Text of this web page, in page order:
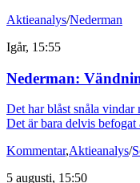
Aktieanalys/Nederman
Igår, 15:55
Nederman:
Det har blåst snåla vindar
Det är bara delvis
Kommentar,Aktieanalys/
5 augusti, 15:50